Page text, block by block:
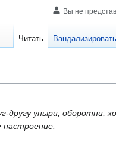
упыри, оборотни,
настроение.
Вы не
Читать Вандализировать